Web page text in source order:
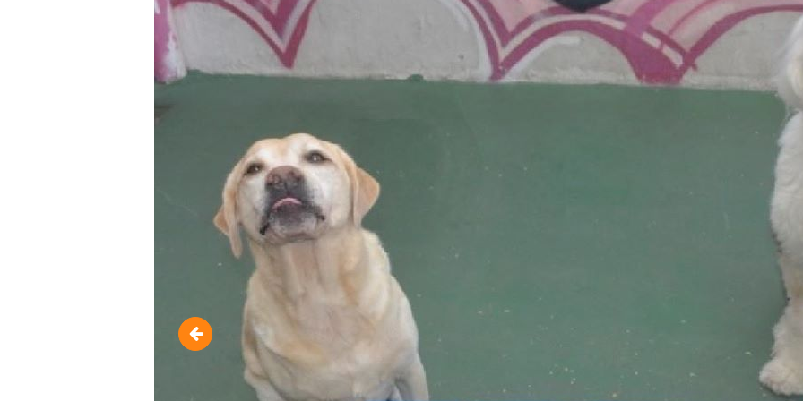
10365988_1172407996120420_5357142697107141523_n